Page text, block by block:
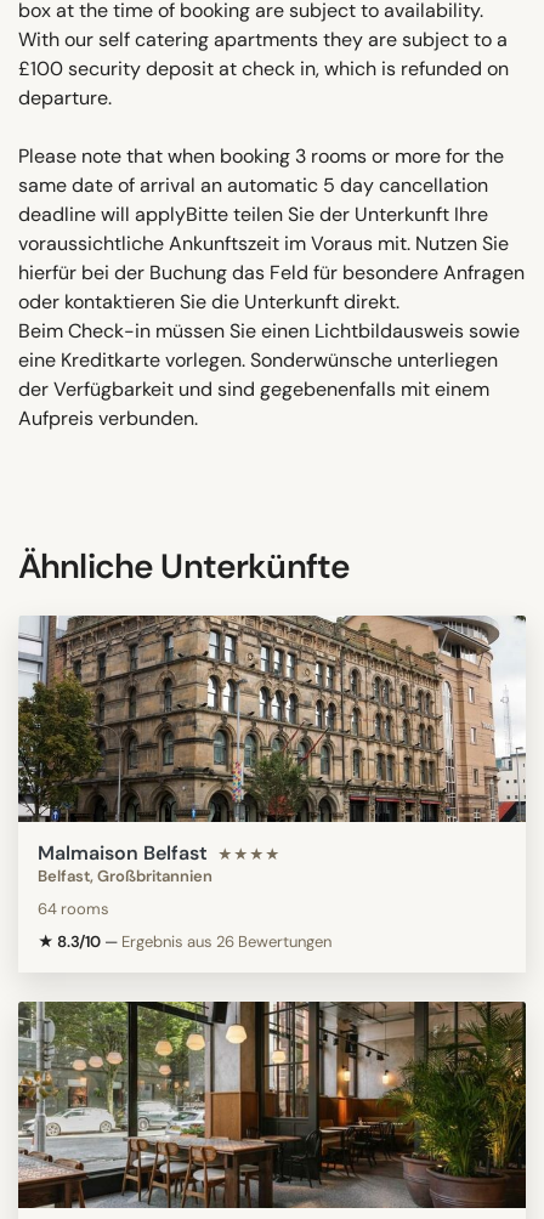
box at the time of booking are subject to availability.
With our self catering apartments they are subject to a
£100 security deposit at check in, which is refunded on
departure.
Please note that when booking 3 rooms or more for the
same date of arrival an automatic 5 day cancellation
deadline will applyBitte teilen Sie der Unterkunft Ihre
voraussichtliche Ankunftszeit im Voraus mit. Nutzen Sie
hierfür bei der Buchung das Feld für besondere Anfragen
oder kontaktieren Sie die Unterkunft direkt.
Beim Check-in müssen Sie einen Lichtbildausweis sowie
eine Kreditkarte vorlegen. Sonderwünsche unterliegen
der Verfügbarkeit und sind gegebenenfalls mit einem
Aufpreis verbunden.
Ähnliche Unterkünfte
Malmaison Belfast ★★★★
Belfast, Großbritannien
64 rooms
★ 8.3/10 — Ergebnis aus 26 Bewertungen